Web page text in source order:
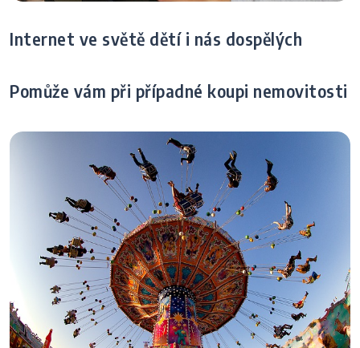
Internet ve světě dětí i nás dospělých
Pomůže vám při případné koupi nemovitosti